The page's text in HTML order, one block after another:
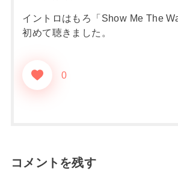
イントロはもろ「Show Me The
初めて聴きました。
0
コメントを残す